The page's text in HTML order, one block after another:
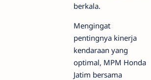
berkala.
Mengingat
pentingnya kinerja
kendaraan yang
optimal, MPM Honda
Jatim bersama